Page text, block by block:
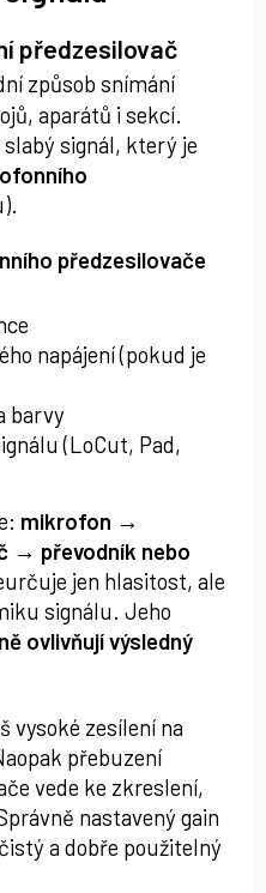
předzesilovač
způsob snímání
aparátů i sekcí.
signál, který je
předzesilovače
napájení (pokud je
barvy
(LoCut, Pad,
mikrofon →
→ převodník nebo
jen hlasitost, ale
signálu. Jeho
ovlivňují výsledný
vysoké zesílení na
přebuzení
vede ke zkreslení,
nastavený gain
a dobře použitelný